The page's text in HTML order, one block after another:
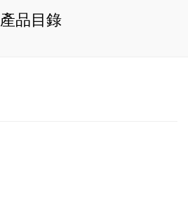
產品目錄